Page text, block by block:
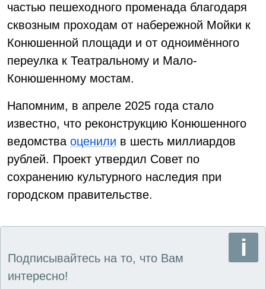
частью пешеходного променада благодаря
сквозным проходам от набережной Мойки к
Конюшенной площади и от одноимённого
переулка к Театральному и Мало-
Конюшенному мостам.
Напомним, в апреле 2025 года стало
известно, что реконструкцию Конюшенного
ведомства оценили в шесть миллиардов
рублей. Проект утвердил Совет по
сохранению культурного наследия при
городском правительстве.
Подписывайтесь на то, что Вам
интересно!